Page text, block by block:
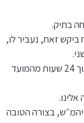
בתיק.
זאת, נעביר לו,
לתת ללקוח עדכון, בכל התפתחות בתיק, בתוך 24 שעות מהמועד
בצורה הטובה